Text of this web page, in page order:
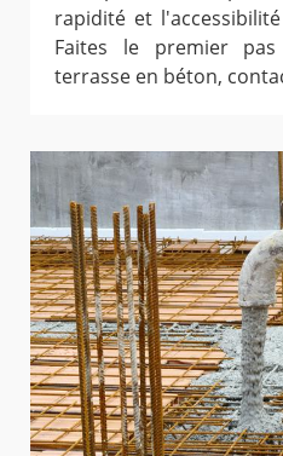
rapidité et
Faites le premier
terrasse en béton,